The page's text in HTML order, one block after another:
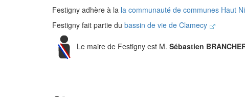
Festigny adhère à la la communauté de communes Haut
Festigny fait partie du bassin de vie de Clamecy
Le maire de Festigny est M. Sébastien